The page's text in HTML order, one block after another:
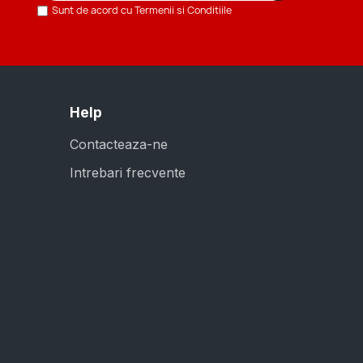
Sunt de acord cu Termenii si Conditiile
Help
Contacteaza-ne
Intrebari frecvente